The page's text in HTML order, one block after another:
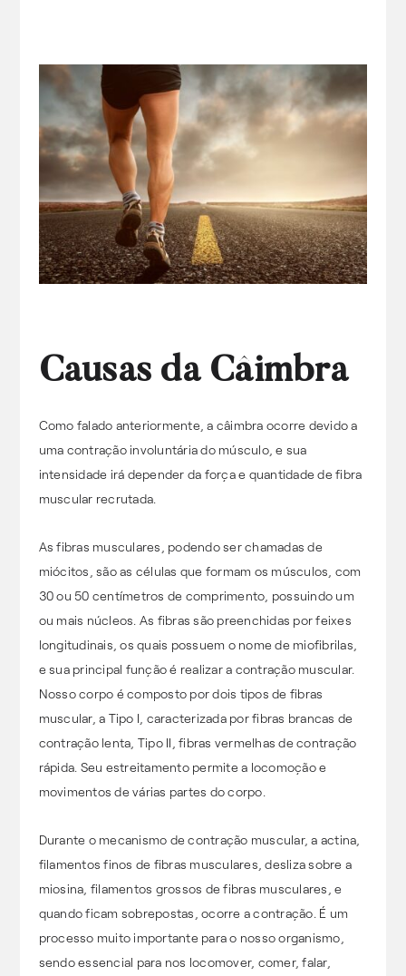
Causas da Câimbra
Como falado anteriormente, a câimbra ocorre devido a
uma contração involuntária do músculo, e sua
intensidade irá depender da força e quantidade de fibra
muscular recrutada.
As fibras musculares, podendo ser chamadas de
miócitos, são as células que formam os músculos, com
30 ou 50 centímetros de comprimento, possuindo um
ou mais núcleos. As fibras são preenchidas por feixes
longitudinais, os quais possuem o nome de miofibrilas,
e sua principal função é realizar a contração muscular.
Nosso corpo é composto por dois tipos de fibras
muscular, a Tipo I, caracterizada por fibras brancas de
contração lenta, Tipo II, fibras vermelhas de contração
rápida. Seu estreitamento permite a locomoção e
movimentos de várias partes do corpo.
Durante o mecanismo de contração muscular, a actina,
filamentos finos de fibras musculares, desliza sobre a
miosina, filamentos grossos de fibras musculares, e
quando ficam sobrepostas, ocorre a contração. É um
processo muito importante para o nosso organismo,
sendo essencial para nos locomover, comer, falar,